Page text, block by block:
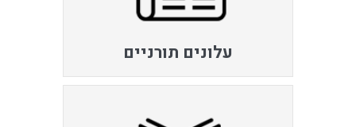
עלונים תורניים